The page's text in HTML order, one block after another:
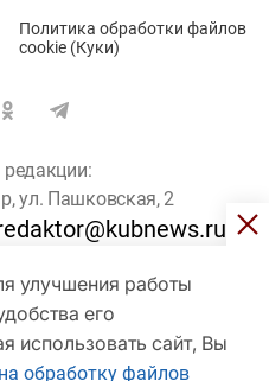
улучшения работы
его
использовать сайт, Вы
обработку файлов
Политика обработки файлов
cookie (Куки)
ул. Пашковская, 2
старше 16 лет
2017
Федеральной